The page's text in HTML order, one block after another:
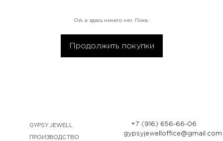
Ой, а здесь ничего нет. Пока.
Продолжить покупки
GYPSY JEWELL
ПРОИЗВОДСТВО
+7 (916) 656-66-06
gypsyjewelloffice@gmail.com